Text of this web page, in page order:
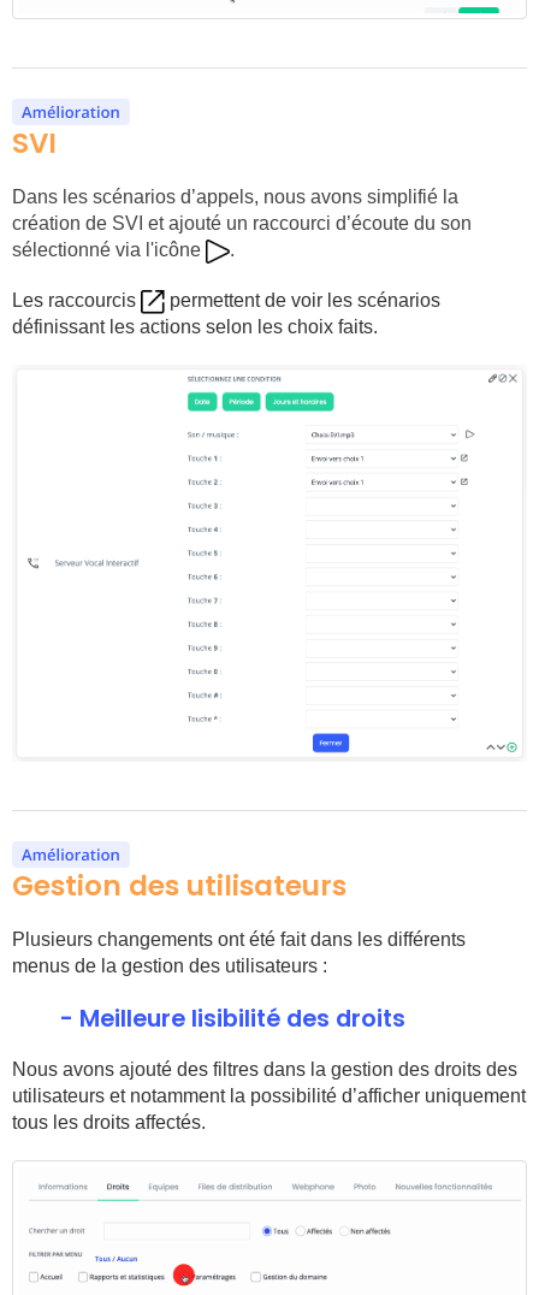
SVI
Dans les scénarios d’appels, nous avons simplifié la
création de SVI et ajouté un raccourci d’écoute du son
sélectionné via l'icône
.
Les raccourcis
permettent de voir les scénarios
définissant les actions selon les choix faits.
Gestion des utilisateurs
Plusieurs changements ont été fait dans les différents
menus de la gestion des utilisateurs :
- Meilleure lisibilité des droits
Nous avons ajouté des filtres dans la gestion des droits des
utilisateurs et notamment la possibilité d’afficher uniquement
tous les droits affectés.